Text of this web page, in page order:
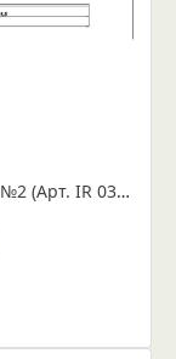
DONG FENG 1074 рессора задняя лист №2 (Арт. IR 03-04-02)